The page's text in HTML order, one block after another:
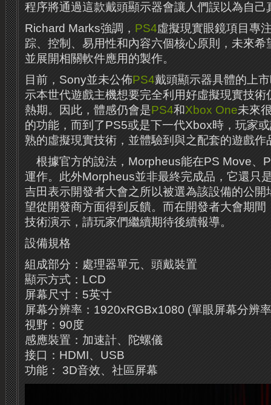
程序將通過這款戴頭顯示器會讓人們誤以為自己
Richard Marks強調， PS4虛擬現實眼鏡項目專
踪、控制、易用性和內容六個核心原則，未來
並展開相關軟件應用的製作。
目前，Sony並未公佈PS4戴頭顯示器具體的上
示本世代遊戲主機想要完全利用好虛擬現實技
熱期。因此，體感仍會是PS4和Xbox One未來
的功能，而到了PS5或是下一代Xbox時，玩家
熟的虛擬現實技術，並體驗到與之配套的遊戲作
根據官方的說法，Morpheus能在PS Move、
運作。 此外Morpheus並非最終完成品，它還只
吉田表示開發者大會之所以被選為該設備的公開
望從開發商方面得到反饋。而在開發者大會期間
技術演示，請玩家們繼續期待後續報導。
設備規格
組成部分：處理器單元、頭戴裝置
顯示方式：LCD
屏幕尺寸：5英寸
屏幕分辨率：1920xRGBx1080 (單眼屏幕分辨
視野：90度
感應裝置：加速計、陀螺儀
接口：HDMI、USB
功能： 3D音效、社區屏幕